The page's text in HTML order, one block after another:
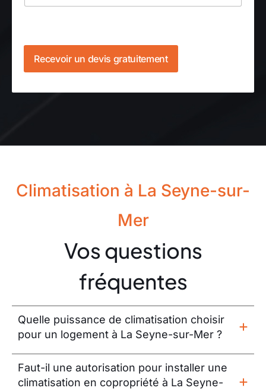
Recevoir un devis gratuitement
Climatisation à La Seyne-sur-
Mer
Vos questions
fréquentes
Quelle puissance de climatisation choisir
pour un logement à La Seyne-sur-Mer ?
Faut-il une autorisation pour installer une
climatisation en copropriété à La Seyne-